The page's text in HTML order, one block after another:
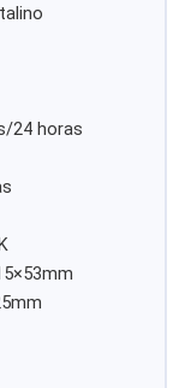
24 horas